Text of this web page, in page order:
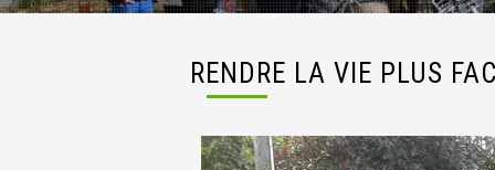
RENDRE LA VIE PLUS